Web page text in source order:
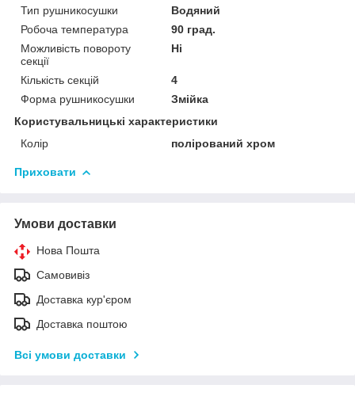
Тип рушникосушки
Водяний
Робоча температура
90 град.
Можливість повороту
секції
Ні
Кількість секцій
4
Форма рушникосушки
Змійка
Користувальницькі характеристики
Колір
полірований хром
Приховати
Умови доставки
Нова Пошта
Самовивіз
Доставка кур'єром
Доставка поштою
Всі умови доставки